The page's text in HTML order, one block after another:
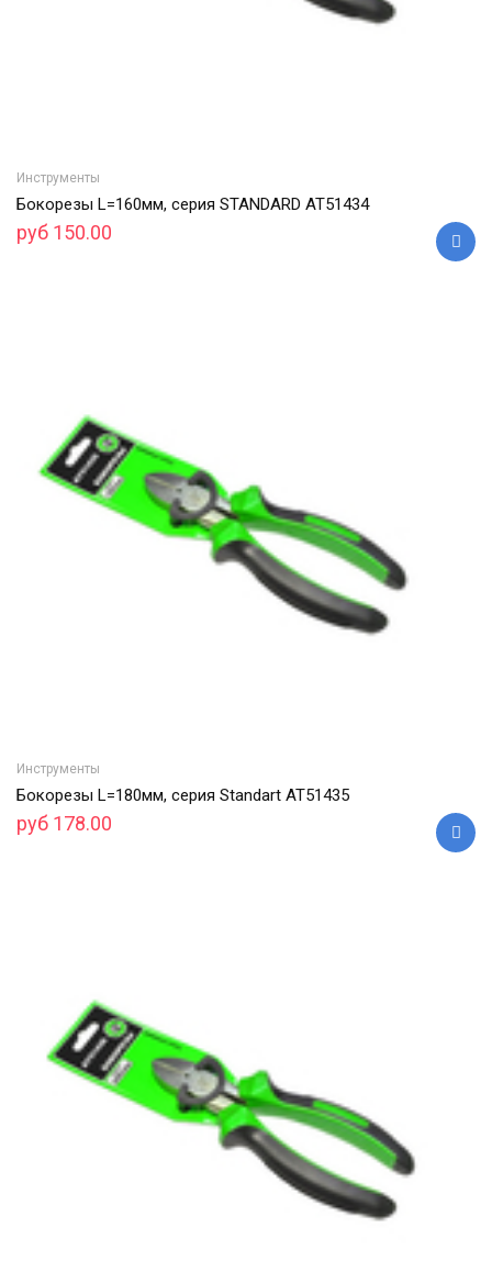
Инструменты
Бокорезы L=160мм, серия STANDARD АТ51434
руб 150.00
Инструменты
Бокорезы L=180мм, серия Standart АТ51435
руб 178.00